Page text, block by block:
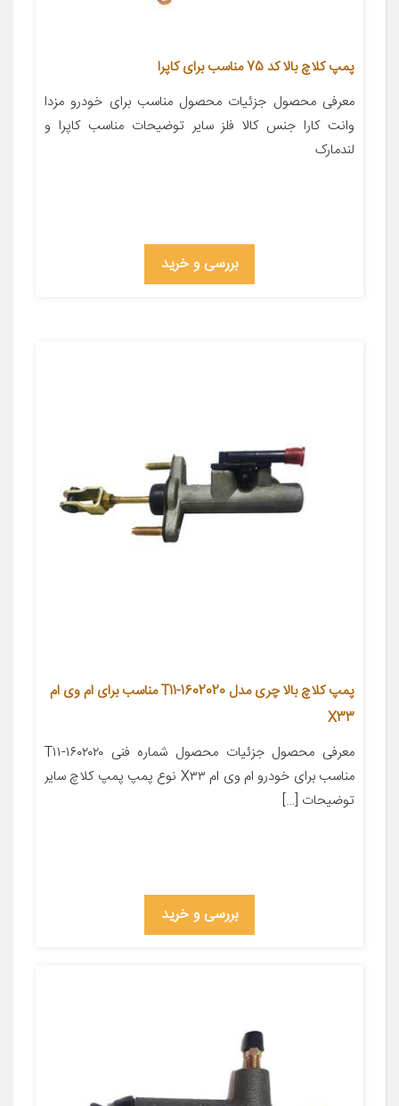
پمپ کلاچ بالا کد 75 مناسب برای کاپرا
معرفی محصول جزئیات محصول مناسب برای خودرو مزدا
وانت کارا جنس کالا فلز سایر توضیحات مناسب کاپرا و
لندمارک
بررسی و خرید
پمپ کلاچ بالا چری مدل T11-1602020 مناسب برای ام وی ام
X33
معرفی محصول جزئیات محصول شماره فنی T۱۱-۱۶۰۲۰۲۰
مناسب برای خودرو ام وی ام X۳۳ نوع پمپ پمپ کلاچ سایر
توضیحات […]
بررسی و خرید